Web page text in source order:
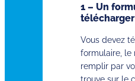
1 – Un
télécharger
Vous devez
formulaire, le
remplir par
trouve sur le